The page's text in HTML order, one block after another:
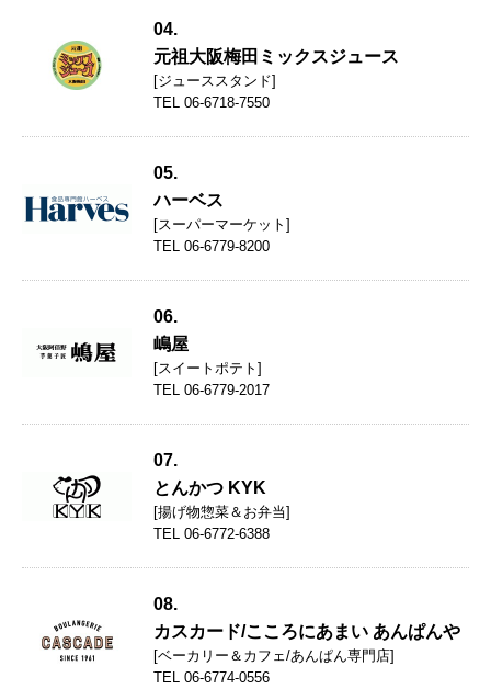
04.
元祖大阪梅田ミックスジュース
[ジューススタンド]
TEL 06-6718-7550
05.
ハーベス
[スーパーマーケット]
TEL 06-6779-8200
06.
嶋屋
[スイートポテト]
TEL 06-6779-2017
07.
とんかつ KYK
[揚げ物惣菜＆お弁当]
TEL 06-6772-6388
08.
カスカード/こころにあまい あんぱんや
[ベーカリー＆カフェ/あんぱん専門店]
TEL 06-6774-0556